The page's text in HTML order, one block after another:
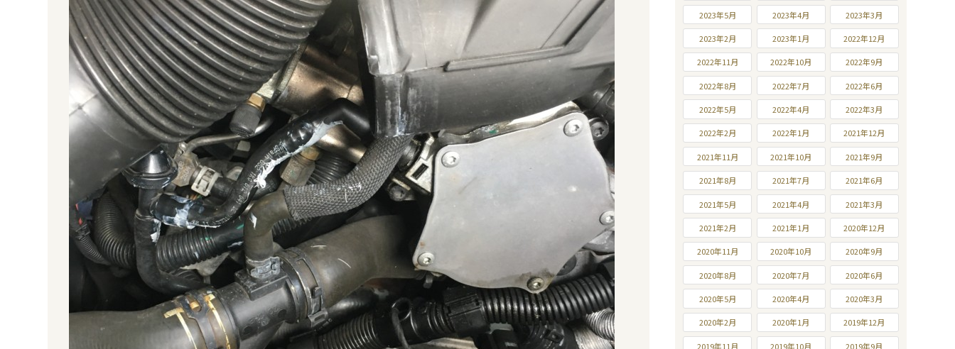
2023年5月 2023年4月 2023年3月
2023年2月 2023年1月 2022年12月
2022年11月 2022年10月 2022年9月
2022年8月 2022年7月 2022年6月
2022年5月 2022年4月 2022年3月
2022年2月 2022年1月 2021年12月
2021年11月 2021年10月 2021年9月
2021年8月 2021年7月 2021年6月
2021年5月 2021年4月 2021年3月
2021年2月 2021年1月 2020年12月
2020年11月 2020年10月 2020年9月
2020年8月 2020年7月 2020年6月
2020年5月 2020年4月 2020年3月
2020年2月 2020年1月 2019年12月
2019年11月 2019年10月 2019年9月